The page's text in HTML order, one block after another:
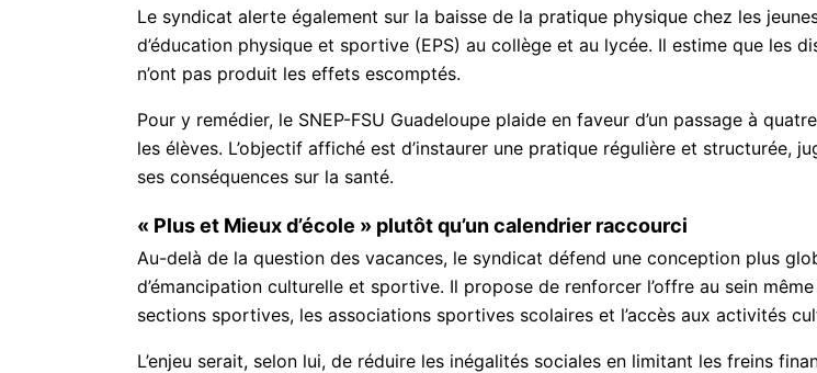
Le syndicat alerte également sur la baisse de la pratique physique chez les
d’éducation physique et sportive (EPS) au collège et au lycée. Il estime que les
n’ont pas produit les effets escomptés.
Pour y remédier, le SNEP-FSU Guadeloupe plaide en faveur d’un passage à
les élèves. L’objectif affiché est d’instaurer une pratique régulière et structurée,
ses conséquences sur la santé.
« Plus et Mieux d’école » plutôt qu’un calendrier raccourci
Au-delà de la question des vacances, le syndicat défend une conception plus
d’émancipation culturelle et sportive. Il propose de renforcer l’offre au sein
sections sportives, les associations sportives scolaires et l’accès aux activités
L’enjeu serait, selon lui, de réduire les inégalités sociales en limitant les freins